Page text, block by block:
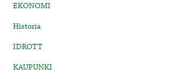
EKONOMI
Historia
IDROTT
KAUPUNKI